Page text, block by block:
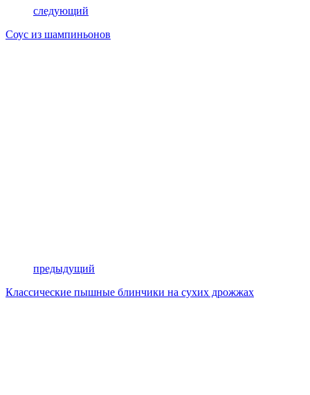
следующий
Соус из шампиньонов
предыдущий
Классические пышные блинчики на сухих дрожжах